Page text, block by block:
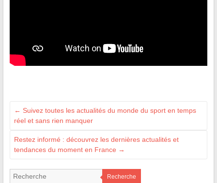
← Suivez toutes les actualités du monde du sport en temps
réel et sans rien manquer
Restez informé : découvrez les dernières actualités et
tendances du moment en France →
Recherche